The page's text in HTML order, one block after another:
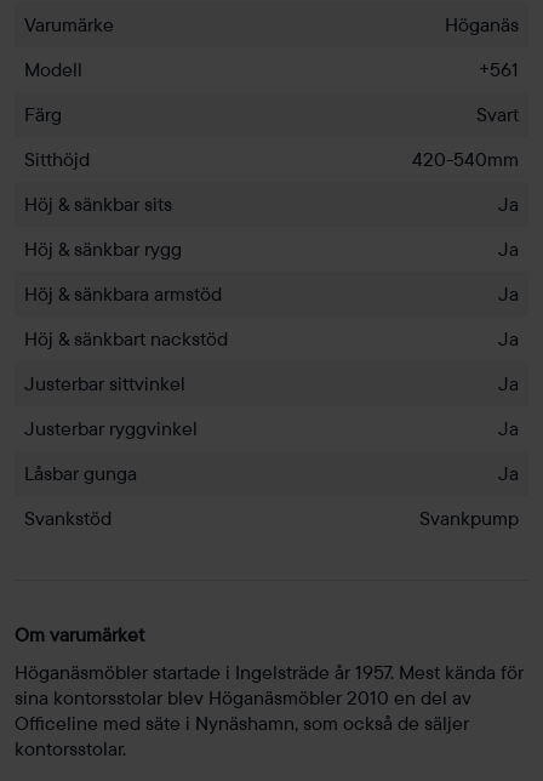
Varumärke
Höganäs
Modell
+561
Färg
Svart
Sitthöjd
420-540mm
Höj & sänkbar sits
Ja
Höj & sänkbar rygg
Ja
Höj & sänkbara armstöd
Ja
Höj & sänkbart nackstöd
Ja
Justerbar sittvinkel
Ja
Justerbar ryggvinkel
Ja
Låsbar gunga
Ja
Svankstöd
Svankpump
Om varumärket
Höganäsmöbler startade i Ingelsträde år 1957. Mest kända för
sina kontorsstolar blev Höganäsmöbler 2010 en del av
Officeline med säte i Nynäshamn, som också de säljer
kontorsstolar.